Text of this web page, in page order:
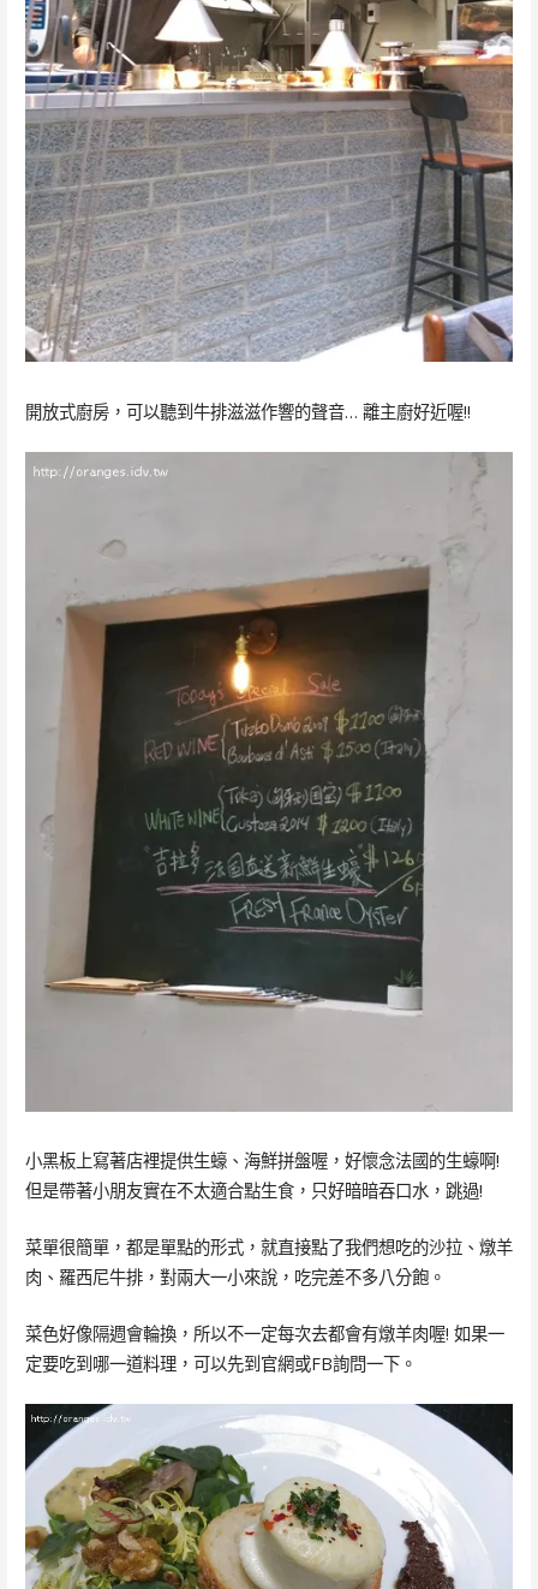
開放式廚房，可以聽到牛排滋滋作響的聲音… 離主廚好近喔!!
小黑板上寫著店裡提供生蠔、海鮮拼盤喔，好懷念法國的生蠔啊!
但是帶著小朋友實在不太適合點生食，只好暗暗吞口水，跳過!
菜單很簡單，都是單點的形式，就直接點了我們想吃的沙拉、燉羊
肉、羅西尼牛排，對兩大一小來說，吃完差不多八分飽。
菜色好像隔週會輪換，所以不一定每次去都會有燉羊肉喔! 如果一
定要吃到哪一道料理，可以先到官網或FB詢問一下。